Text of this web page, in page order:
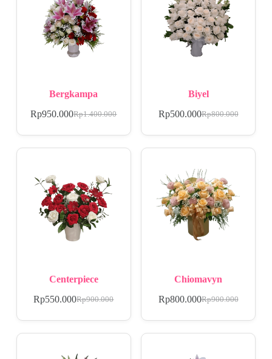
Bergkampa
Rp1.400.000
Rp950.000
Biyel
Rp800.000
Rp500.000
Centerpiece
Rp900.000
Rp550.000
Chiomavyn
Rp900.000
Rp800.000